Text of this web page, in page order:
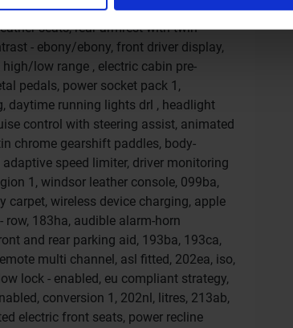
annonces, d’offrir des fonctionnalités
des informations sur l’utilisation de
qui peuvent combiner celles-ci avec d’autres
lors de votre utilisation de leurs services.
headrest, map pocket back panel,
seats, rear armrest with twin
- ebony/ebony, front driver display,
low range , electric cabin pre-
pedals, power socket pack 1,
daytime running lights drl , headlight
control with steering assist, animated
chrome gearshift paddles, body-
speed limiter, driver monitoring
1, windsor leather console, 099ba,
wireless device charging, apple
183ha, audible alarm-horn
and rear parking aid, 193ba, 193ca,
multi channel, asl fitted, 202ea, iso,
lock - enabled, eu compliant strategy,
conversion 1, 202nl, litres, 213ab,
electric front seats, power recline